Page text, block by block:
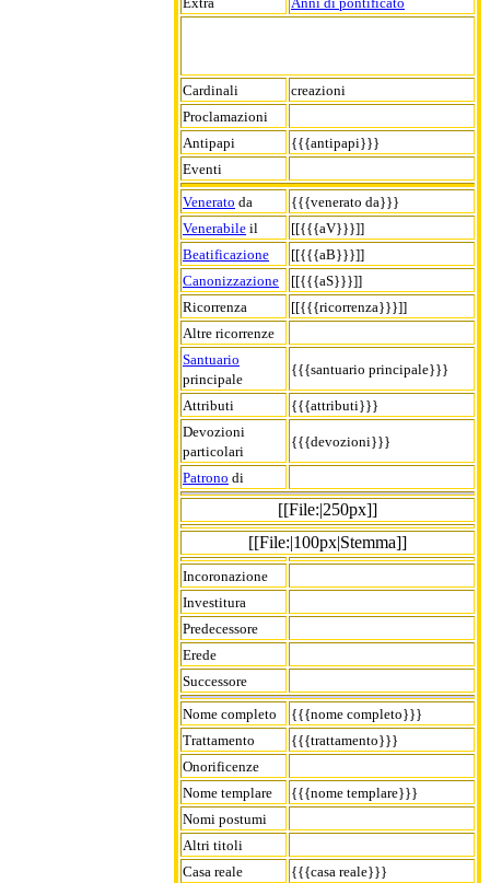
Cardinali
creazioni
Proclamazioni
Antipapi
{{{antipapi}}}
Eventi
Venerato da
{{{venerato da}}}
Venerabile il
[[{{{aV}}}]]
Beatificazione
[[{{{aB}}}]]
Canonizzazione
[[{{{aS}}}]]
Ricorrenza
[[{{{ricorrenza}}}]]
Altre ricorrenze
Santuario
principale
{{{santuario principale}}}
Attributi
{{{attributi}}}
Devozioni
particolari
{{{devozioni}}}
Patrono di
[[File:|250px]]
[[File:|100px|Stemma]]
Incoronazione
Investitura
Predecessore
Erede
Successore
Nome completo
{{{nome completo}}}
Trattamento
{{{trattamento}}}
Onorificenze
Nome templare
{{{nome templare}}}
Nomi postumi
Altri titoli
Casa reale
{{{casa reale}}}